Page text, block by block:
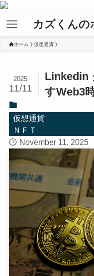
カズくんの
ホーム 仮想通貨
Linkedin
すWeb3
2025
11/11
仮想通貨
ＮＦＴ
November 11, 2025